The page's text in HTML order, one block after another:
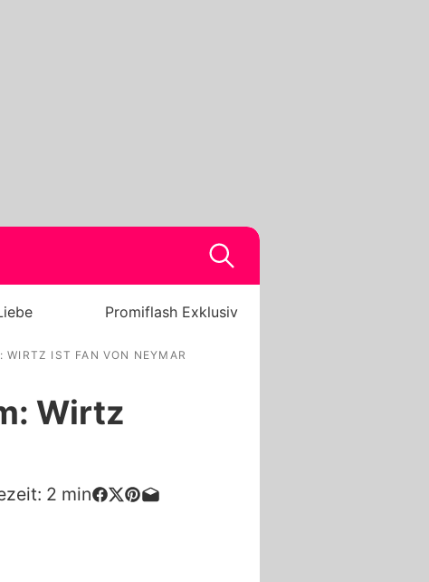
Promiflash Exklusiv
IST FAN VON NEYMAR
Wirtz
2 min